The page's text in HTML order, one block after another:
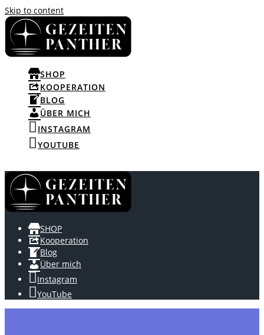
Skip to content
SHOP
KOOPERATION
BLOG
ÜBER MICH
INSTAGRAM
YOUTUBE
SHOP
Kooperation
Blog
Über mich
Instagram
YouTube